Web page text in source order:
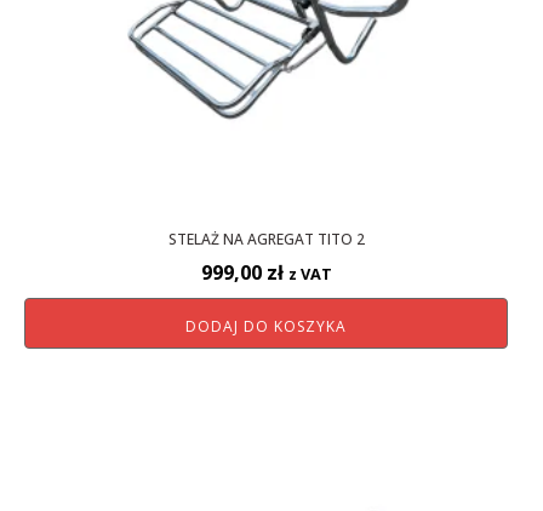
STELAŻ NA AGREGAT TITO 2
999,00 zł z VAT
DODAJ DO KOSZYKA